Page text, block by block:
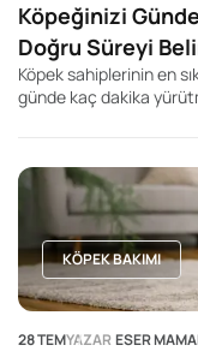
Köpeğinizi
Doğru Süreyi
Köpek sahiplerinin en
günde kaç dakika
köpek için geçerli tek
KÖPEK BAKIMI
28 TEMYAZAR ESER